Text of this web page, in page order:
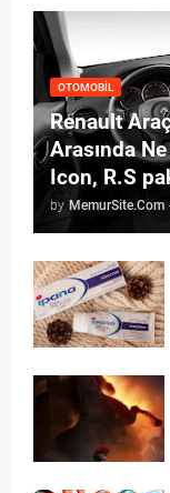
OTOMOBIL
Renault
Arasında
Icon, R.S
by MemurSite.Com